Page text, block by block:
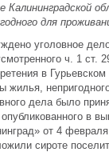
Калининградской
для
уголовное
ч. 1 ст.
в
жилья,
дела было
в
от 4
сироте